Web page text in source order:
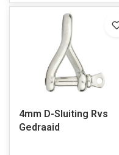
4mm D-Sluiting Rvs
Gedraaid